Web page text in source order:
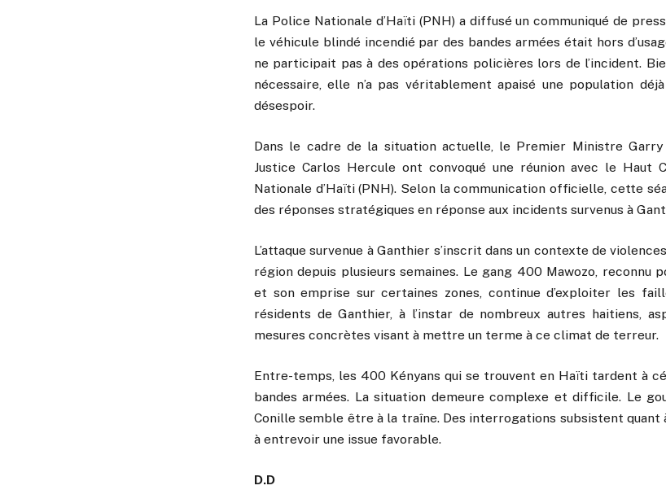
La Police Nationale d’Haïti (PNH) a diffusé un communiqué de
le véhicule blindé incendié par des bandes armées était hors
ne participait pas à des opérations policières lors de l’incident.
nécessaire, elle n’a pas véritablement apaisé une population
désespoir.
Dans le cadre de la situation actuelle, le Premier Ministre
Justice Carlos Hercule ont convoqué une réunion avec le Haut
Nationale d’Haïti (PNH). Selon la communication officielle, cette
des réponses stratégiques en réponse aux incidents survenus à
L’attaque survenue à Ganthier s’inscrit dans un contexte de
région depuis plusieurs semaines. Le gang 400 Mawozo, reconnu
et son emprise sur certaines zones, continue d’exploiter les
résidents de Ganthier, à l’instar de nombreux autres haitiens,
mesures concrètes visant à mettre un terme à ce climat de terreur.
Entre-temps, les 400 Kényans qui se trouvent en Haïti tardent à
bandes armées. La situation demeure complexe et difficile. Le
Conille semble être à la traîne. Des interrogations subsistent quant
à entrevoir une issue favorable.
D.D